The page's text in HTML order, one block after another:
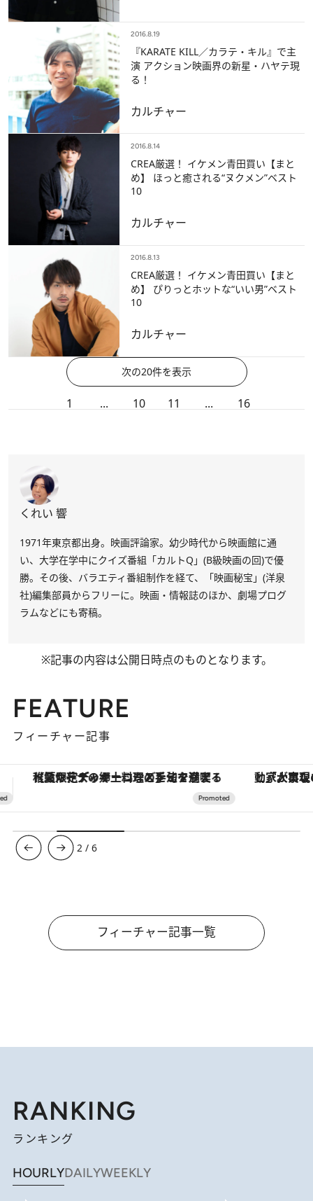
2016.8.19
『KARATE KILL／カラテ・キル』で主
演 アクション映画界の新星・ハヤテ現
る！
カルチャー
2016.8.14
CREA厳選！ イケメン青田買い【まと
め】 ほっと癒される“ヌクメン”ベスト
10
カルチャー
2016.8.13
CREA厳選！ イケメン青田買い【まと
め】 ぴりっとホットな“いい男”ベスト
10
カルチャー
次の20件を表示
1 ... 10 11 ... 16
くれい 響
1971年東京都出身。映画評論家。幼少時代から映画館に通
い、大学在学中にクイズ番組「カルトQ」(B級映画の回)で優
勝。その後、バラエティ番組制作を経て、「映画秘宝」(洋泉
社)編集部員からフリーに。映画・情報誌のほか、劇場プログ
ラムなどにも寄稿。
※記事の内容は公開日時点のものとなります。
FEATURE
フィーチャー記事
「大事なのは地域の意識を変えること」。ロレックス賞受賞の自然保護活動家が実現させたナイジェリアの自然環境の復活 【銀座で出合う最旬美容】美髪ケアや上質
3 /6
フィーチャー記事一覧
RANKING
ランキング
HOURLYDAILYWEEKLY